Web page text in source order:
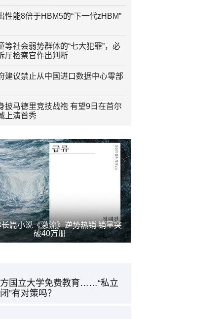
性能8倍于HBM5的“下一代zHBM”
等社会弱势群体的“七大犯罪”，必
厅检察官作出判断
建议禁止从中国进口数据中心零部
披马德里竞技战袍 有望9日在首尔
上演首秀
篇小说《激流》逆势热销 销量突
破40万册
国立大学免费教育……“私立
”有对策吗？